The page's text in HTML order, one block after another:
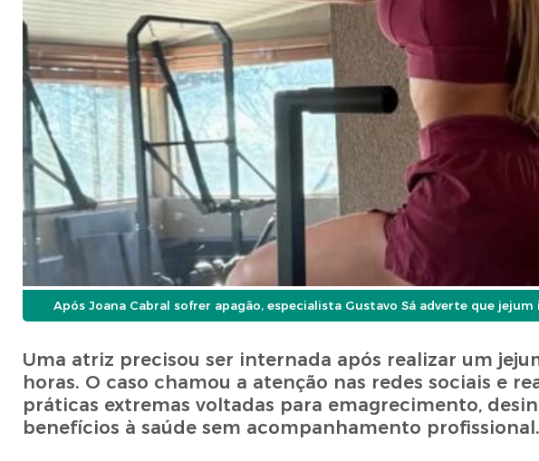
Após Joana Cabral sofrer apagão, especialista Gustavo Sá adverte que
Uma atriz precisou ser internada após realizar um
horas. O caso chamou a atenção nas redes sociais e
práticas extremas voltadas para emagrecimento,
benefícios à saúde sem acompanhamento profissional.